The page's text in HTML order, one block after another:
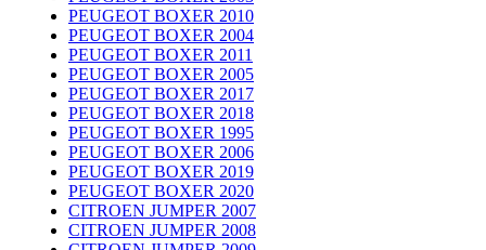
PEUGEOT BOXER 2010
PEUGEOT BOXER 2004
PEUGEOT BOXER 2011
PEUGEOT BOXER 2005
PEUGEOT BOXER 2017
PEUGEOT BOXER 2018
PEUGEOT BOXER 1995
PEUGEOT BOXER 2006
PEUGEOT BOXER 2019
PEUGEOT BOXER 2020
CITROEN JUMPER 2007
CITROEN JUMPER 2008